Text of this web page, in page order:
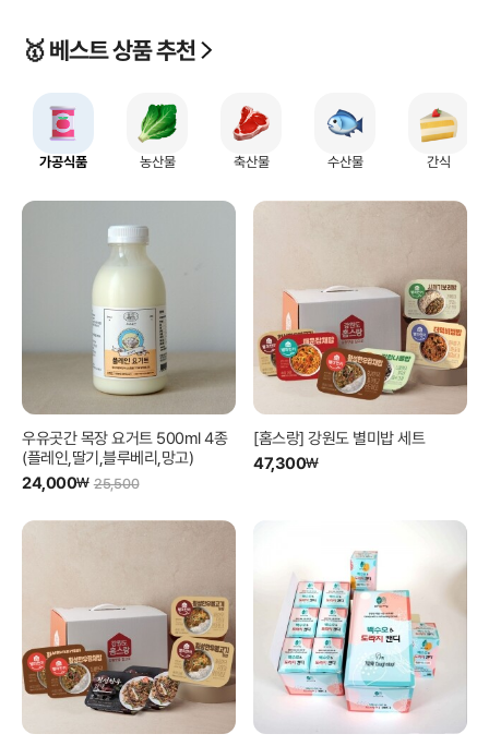
🥇 베스트 상품 추천
가공식품 농산물 축산물 수산물 간식
우유곳간 목장 요거트 500ml 4종
(플레인,딸기,블루베리,망고)
24,000₩ 25,500
[홈스랑] 강원도 별미밥 세트
47,300₩